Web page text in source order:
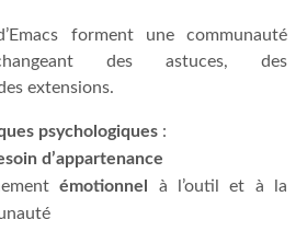
forment une communauté
des astuces, des
extensions.
psychologiques :
d’appartenance
émotionnel
à l’outil et à la